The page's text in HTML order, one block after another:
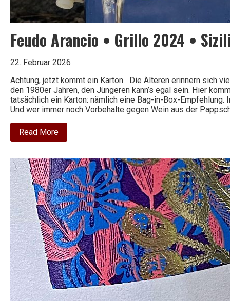
Feudo Arancio • Grillo 2024 •
22. Februar 2026
Achtung, jetzt kommt ein Karton Die Älteren erinnern sich
den 1980er Jahren, den Jüngeren kann’s egal sein. Hier
tatsächlich ein Karton: nämlich eine Bag-in-Box-
Und wer immer noch Vorbehalte gegen Wein aus der
Read Moreabout
Feudo
Arancio
Grillo
2024
•
Sizilien,
Italien